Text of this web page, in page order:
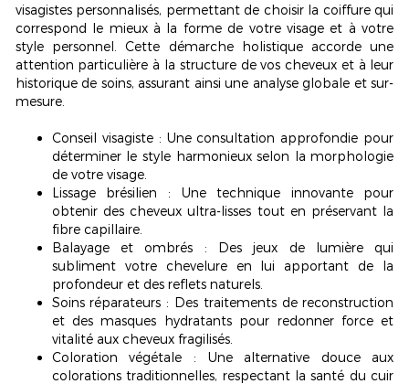
visagistes personnalisés, permettant de choisir la coiffure qui
correspond le mieux à la forme de votre visage et à votre
style personnel. Cette démarche holistique accorde une
attention particulière à la structure de vos cheveux et à leur
historique de soins, assurant ainsi une analyse globale et sur-
mesure.
Conseil visagiste: Une consultation approfondie pour
déterminer le style harmonieux selon la morphologie
de votre visage.
Lissage brésilien : Une technique innovante pour
obtenir des cheveux ultra-lisses tout en préservant la
fibre capillaire.
Balayage et ombrés : Des jeux de lumière qui
subliment votre chevelure en lui apportant de la
profondeur et des reflets naturels.
Soins réparateurs : Des traitements de reconstruction
et des masques hydratants pour redonner force et
vitalité aux cheveux fragilisés.
Coloration végétale : Une alternative douce aux
colorations traditionnelles, respectant la santé du cuir